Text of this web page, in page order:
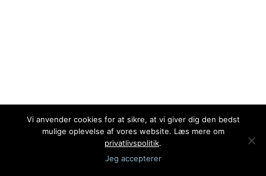
Vi anvender cookies for at sikre, at vi giver dig den bedst
mulige oplevelse af vores website. Læs mere om
privatlivspolitik.
Jeg accepterer